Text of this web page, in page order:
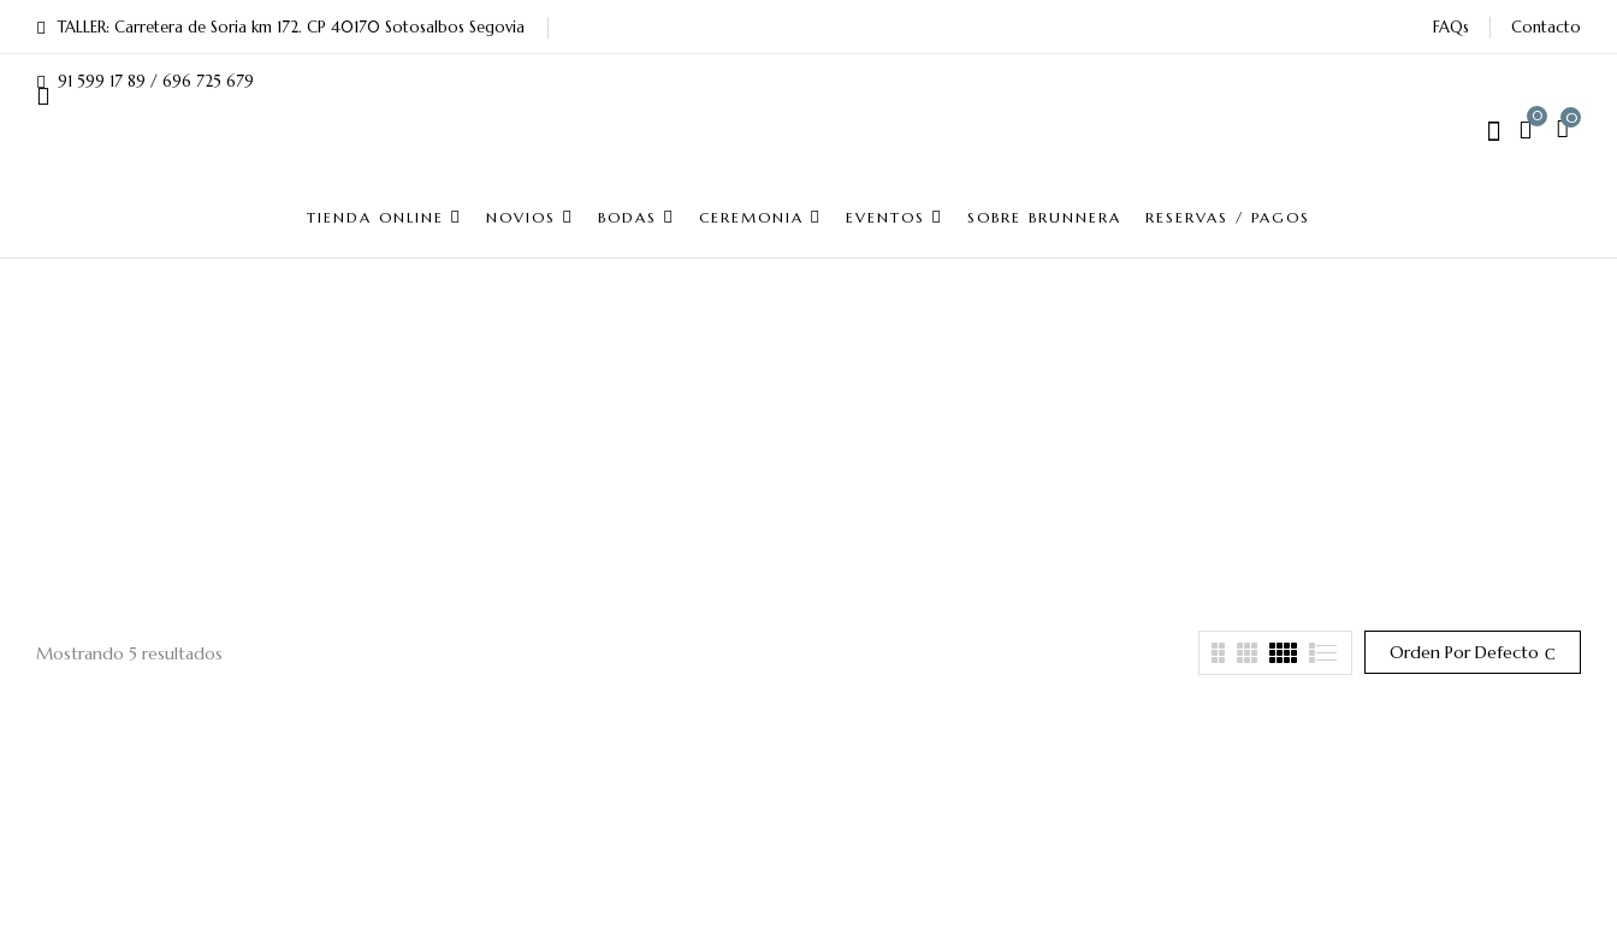
TALLER: Carretera de Soria km 172. CP 40170 Sotosalbos Segovia
91 599 17 89 / 696 725 679
FAQs Contacto
0 0
TIENDA ONLINE NOVIOS BODAS CEREMONIA EVENTOS SOBRE BRUNNERA RESERVAS / PAGOS
Orden Por Defecto
Mostrando 5 resultados